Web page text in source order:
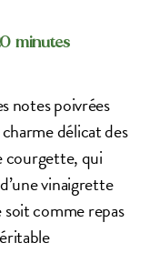
minutes
notes poivrées
délicat des
courgette, qui
vinaigrette
comme repas